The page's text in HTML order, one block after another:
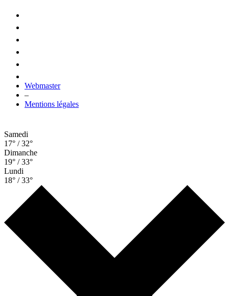
Webmaster
–
Mentions légales
Samedi
17° / 32°
Dimanche
19° / 33°
Lundi
18° / 33°